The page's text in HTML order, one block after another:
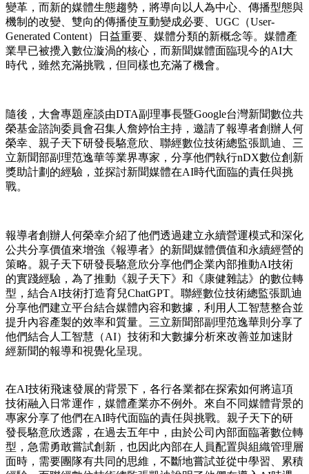
變革，而新的媒體生態趨勢，將導向以人為中心、傳播型態與
機制的改變、雙向的傳播使互動變成必要、 UGC （User-
Generated Content）日益重要、媒體分類的新概念等。媒體產
業早已被攪入數位漩渦的核心，而新聞媒體面臨現今的AI大
時代，雖然充滿挑戰，但同樣也充滿了機會。
隨後，大會專題座談由DTA副理事長暨Google台灣新聞數位共
榮基金諮詢委員會召集人詹婷怡主持，邀請了報導者創辦人何
榮幸、親子天下研發長駱意欣、聯經數位技術總監張凱迪、三
立新聞部副理范逸華等業界專家，分享他們執行nDX數位創新
獎助計劃的經驗，並探討新聞媒體在AI時代面臨的責任與挑
戰。
報導者創辦人何榮幸介紹了他們透過建立永續營運模式和深化
公共分享價值來增強《報導者》的新聞媒體價值和永續經營的
策略。親子天下研發長駱意欣分享他們企業內部推動AI技術
的實踐經驗，為了推動《親子天下》和《康健雜誌》的數位轉
型，結合AI技術打造育兒ChatGPT。聯經數位技術總監張凱迪
分享他們建立平台結合媒體內容和數據，利用人工智慧整合並
提升內容產製的效率和質量。三立新聞部副理范逸華則分享了
他們結合人工智慧（AI）技術和大數據分析來改善並加速財
經新聞的報導和視覺化呈現。
在AI技術飛速發展的背景下，各行各業都在探索如何將這項
技術融入日常運作，媒體產業亦不例外。來自不同媒體背景的
專家分享了他們在AI時代面臨的責任與挑戰。親子天下的研
發長駱意欣透露，在過去五年中，由於公司內部面臨著數位轉
型，急需勇敢嘗試創新，也因此內部在人員配置與組織管理層
面時，需要團隊有共同的思維，不斷地嘗試並從中學習、累積